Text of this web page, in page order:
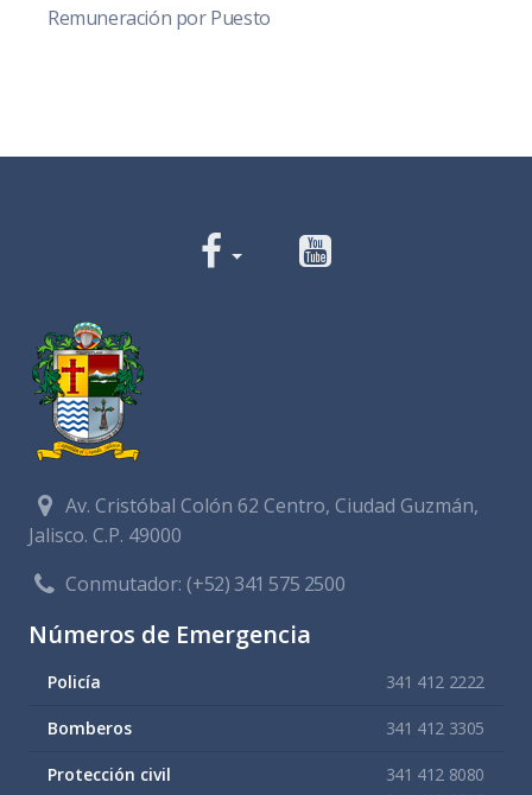
Remuneración por Puesto
Av. Cristóbal Colón 62 Centro, Ciudad Guzmán,
Jalisco. C.P. 49000
Conmutador:(+52) 341 575 2500
Números de Emergencia
Policía 341 412 2222
Bomberos 341 412 3305
Protección civil
341 412 8080